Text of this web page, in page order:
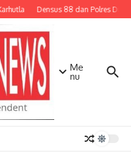
Densus 88 dan Polres
Me
nu